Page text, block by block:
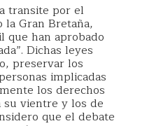
transite por el
la Gran Bretaña,
que han aprobado
Dichas leyes
preservar los
implicadas
los derechos
vientre y los de
que el debate